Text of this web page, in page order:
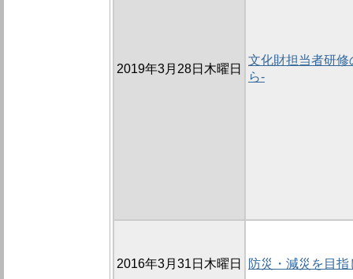
2019年3月28日木曜日
文化財担当者研
ら-
2016年3月31日木曜日 防災・減災を目